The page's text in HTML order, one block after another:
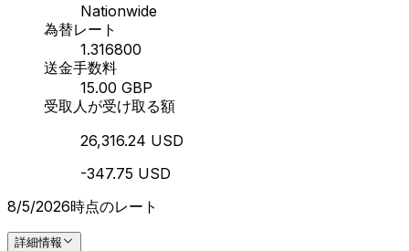
Nationwide
為替レート
1.316800
送金手数料
15.00 GBP
受取人が受け取る額
26,316.24 USD
-347.75 USD
8/5/2026時点のレート
詳細情報